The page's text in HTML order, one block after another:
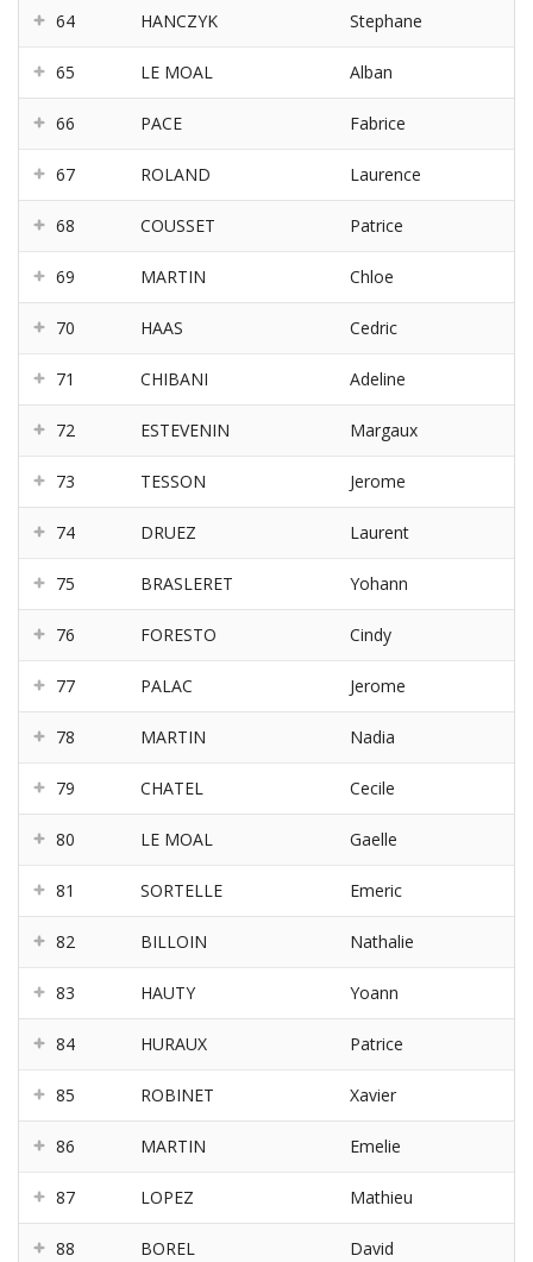
64 HANCZYK Stephane
65 LE MOAL Alban
66 PACE Fabrice
67 ROLAND Laurence
68 COUSSET Patrice
69 MARTIN Chloe
70 HAAS Cedric
71 CHIBANI Adeline
72 ESTEVENIN Margaux
73 TESSON Jerome
74 DRUEZ Laurent
75 BRASLERET Yohann
76 FORESTO Cindy
77 PALAC Jerome
78 MARTIN Nadia
79 CHATEL Cecile
80 LE MOAL Gaelle
81 SORTELLE Emeric
82 BILLOIN Nathalie
83 HAUTY Yoann
84 HURAUX Patrice
85 ROBINET Xavier
86 MARTIN Emelie
87 LOPEZ Mathieu
88 BOREL David